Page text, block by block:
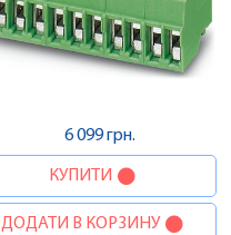
6 099 грн.
КУПИТИ
ДОДАТИ В КОРЗИНУ